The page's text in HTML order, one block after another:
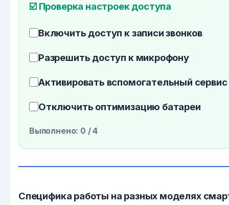
☑️ Проверка настроек доступа
Включить доступ к записи звонков
Разрешить доступ к микрофону
Активировать вспомогательный сервис
Отключить оптимизацию батареи
Выполнено: 0 / 4
Специфика работы на разных моделях